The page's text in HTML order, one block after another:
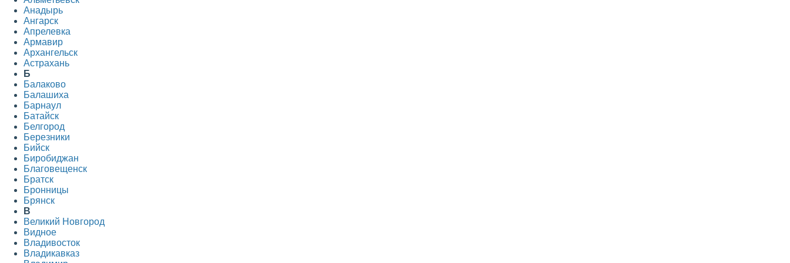
Анадырь
Ангарск
Апрелевка
Армавир
Архангельск
Астрахань
Б
Балаково
Балашиха
Барнаул
Батайск
Белгород
Березники
Бийск
Биробиджан
Благовещенск
Братск
Бронницы
Брянск
В
Великий Новгород
Видное
Владивосток
Владикавказ